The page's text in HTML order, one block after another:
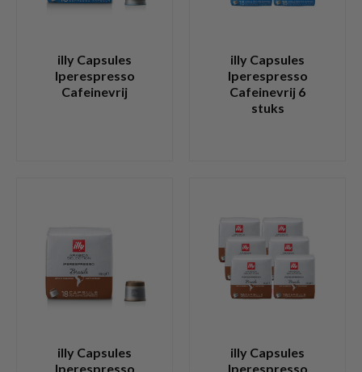
illy Capsules
Iperespresso
Cafeinevrij
illy Capsules
Iperespresso
Cafeinevrij 6
stuks
illy Capsules
Iperespresso
illy Capsules
Iperespresso